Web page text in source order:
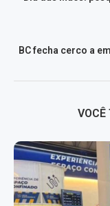
BC fecha cerco a
VOCÊ